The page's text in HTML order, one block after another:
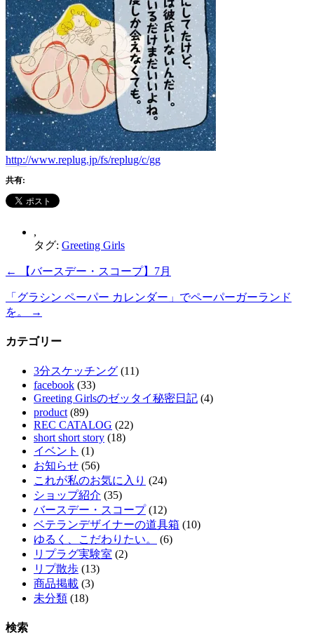
http://www.replug.jp/fs/replug/c/gg
共有:
,
タグ: Greeting Girls
← 【バースデー・スコープ】7月
「グラシン ペーパー カレンダー」でペーパーガーランド
を。
→
カテゴリー
3分スケッチング (11)
facebook (33)
Greeting Girlsのゼッタイ秘密日記 (4)
product (89)
REC CATALOG (22)
short short story (18)
イベント (1)
お知らせ (56)
これが私のお気に入り (24)
ショップ紹介 (35)
バースデー・スコープ(12)
ベテランデザイナーの道具箱 (10)
ゆるく、こだわりたい。
(6)
リプラグ実験室 (2)
リプ散歩 (13)
商品掲載 (3)
未分類 (18)
検索